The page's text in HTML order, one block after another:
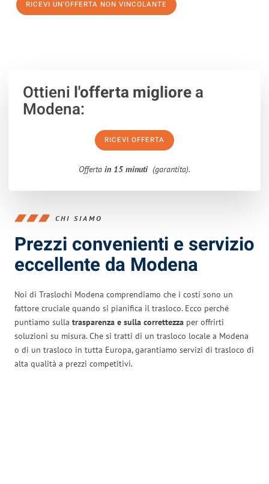
RICEVI UN'OFFERTA NON VINCOLANTE
Ottieni l'offerta migliorea
Modena:
RICEVI OFFERTA
Offerta in 15 minuti (garantita).
CHI SIAMO
Prezzi convenienti e servizio
eccellente da Modena
Noi di Traslochi Modena comprendiamo che i costi sono un
fattore cruciale quando si pianifica il trasloco. Ecco perché
puntiamo sulla trasparenza e sulla correttezza per offrirti
soluzioni su misura. Che si tratti di un trasloco locale a Modena
o di un trasloco in tutta Europa, garantiamo servizi di trasloco di
alta qualità a prezzi competitivi.